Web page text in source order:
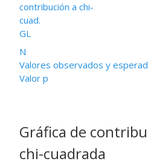
contribución a chi-
cuad.
GL
N
Valores observados y
Valor p
Gráfica de
chi-cuadrada